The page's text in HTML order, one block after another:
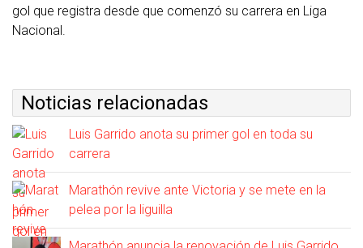
gol que registra desde que comenzó su carrera en Liga
Nacional.
Noticias relacionadas
Luis Garrido anota su primer gol en toda su
carrera
Marathón revive ante Victoria y se mete en la
pelea por la liguilla